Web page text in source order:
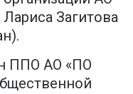
Загитова
ППО АО «ПО